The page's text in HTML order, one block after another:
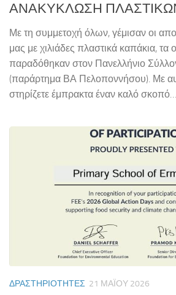
ΑΝΑΚΥΚΛΩΣΗ
Με τη συμμετοχή όλων, γέμισαν οι
μας με χιλιάδες πλαστικά καπάκια, τα
παραδόθηκαν στον Πανελλήνιο
(παράρτημα ΒΑ Πελοποννήσου). Με
στηρίζετε έμπρακτα έναν καλό σκοπό…
ΔΡΑΣΤΗΡΙΌΤΗΤΕΣ 21 ΜΑΪ́ΟΥ 2026